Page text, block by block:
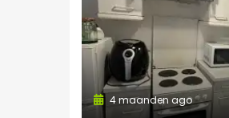
4 maanden ago